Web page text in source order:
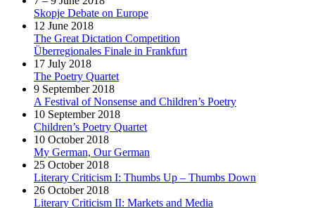
Skopje Debate on Europe
12 June 2018
The Great Dictation Competition
Überregionales Finale in Frankfurt
17 July 2018
The Poetry Quartet
9 September 2018
A Festival of Nonsense and Children’s Poetry
10 September 2018
Children’s Poetry Quartet
10 October 2018
My German, Our German
25 October 2018
Literary Criticism I: Thumbs Up – Thumbs Down
26 October 2018
Literary Criticism II: Markets and Media